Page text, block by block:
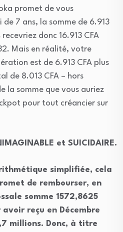
promet de vous
7 ans, la somme de 6.913
donc 16.913 CFA
Mais en réalité, votre
est de 6.913 CFA plus
de 8.013 CFA – hors
la somme que vous auriez
pour tout créancier sur
et SUICIDAIRE.
simplifiée, cela
de rembourser, en
somme 1572,8625
reçu en Décembre
millions. Donc, à titre